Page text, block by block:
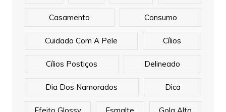
Casamento Consumo
Cuidado Com A Pele Cílios
Cílios Postiços Delineado
Dia Dos Namorados Dica